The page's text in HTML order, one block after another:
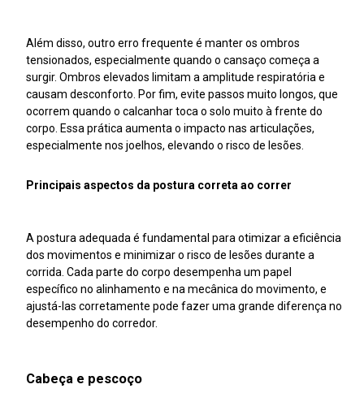
Além disso, outro erro frequente é manter os ombros
tensionados, especialmente quando o cansaço começa a
surgir. Ombros elevados limitam a amplitude respiratória e
causam desconforto. Por fim, evite passos muito longos, que
ocorrem quando o calcanhar toca o solo muito à frente do
corpo. Essa prática aumenta o impacto nas articulações,
especialmente nos joelhos, elevando o risco de lesões.
Principais aspectos da postura correta ao correr
A postura adequada é fundamental para otimizar a eficiência
dos movimentos e minimizar o risco de lesões durante a
corrida. Cada parte do corpo desempenha um papel
específico no alinhamento e na mecânica do movimento, e
ajustá-las corretamente pode fazer uma grande diferença no
desempenho do corredor.
Cabeça e pescoço